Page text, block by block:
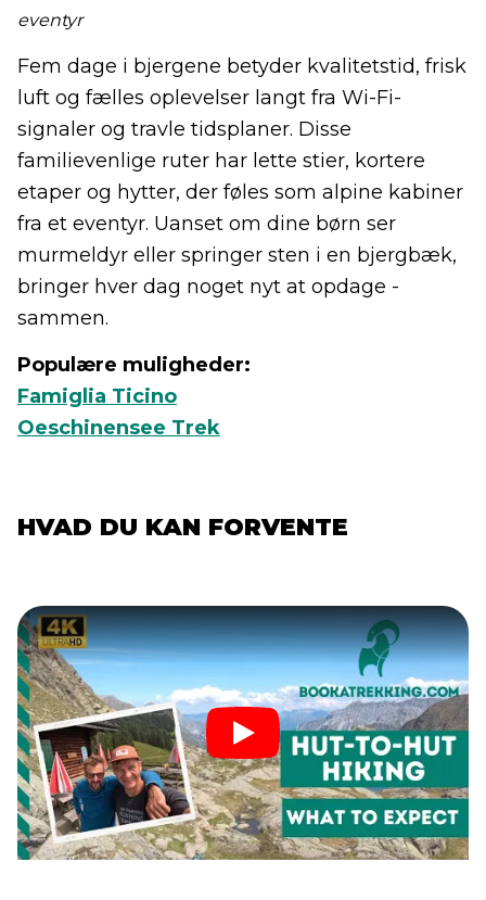
eventyr
Fem dage i bjergene betyder kvalitetstid, frisk
luft og fælles oplevelser langt fra Wi-Fi-
signaler og travle tidsplaner. Disse
familievenlige ruter har lette stier, kortere
etaper og hytter, der føles som alpine kabiner
fra et eventyr. Uanset om dine børn ser
murmeldyr eller springer sten i en bjergbæk,
bringer hver dag noget nyt at opdage -
sammen.
Populære muligheder:
Famiglia Ticino
Oeschinensee Trek
HVAD DU KAN FORVENTE